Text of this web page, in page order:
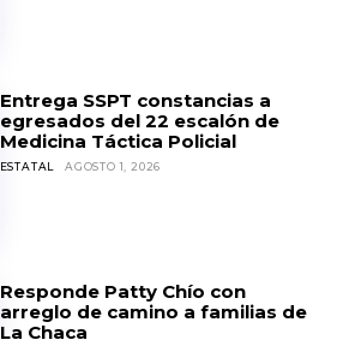
Entrega SSPT constancias a
egresados del 22 escalón de
Medicina Táctica Policial
ESTATAL AGOSTO 1, 2026
Responde Patty Chío con
arreglo de camino a familias de
La Chaca